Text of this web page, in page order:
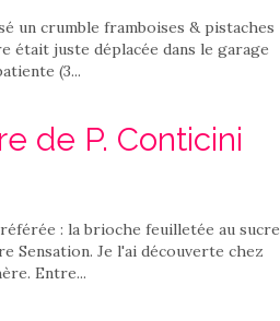
un crumble framboises & pistaches
était juste déplacée dans le garage
(3...
de P. Conticini
: la brioche feuilletée au sucre
Sensation. Je l'ai découverte chez
Entre...